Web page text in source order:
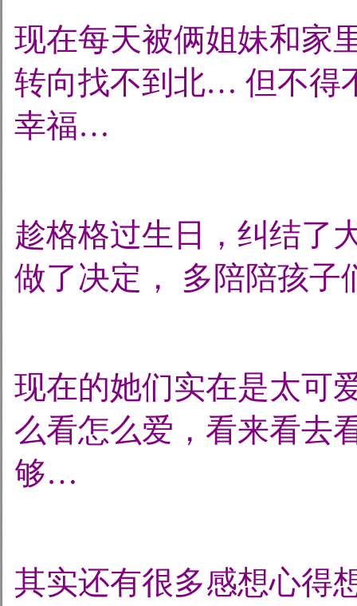
现在每天被俩姐妹和家
转向找不到北… 但不得
幸福…
趁格格过生日，纠结了
做了决定， 多陪陪孩
现在的她们实在是太可
么看怎么爱，看来看去
够…
其实还有很多感想心得